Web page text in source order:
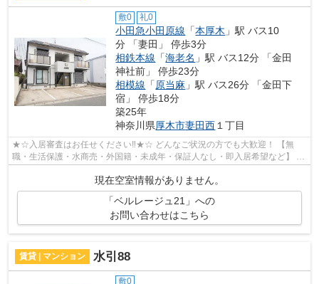
敷0 礼0
小田急小田原線 「本厚木 」駅 バス10
分 「妻田」 停歩3分
相鉄本線 「海老名 」駅 バス12分 「金田
神社前」 停歩23分
相模線 「原当麻 」駅 バス26分 「金田下
宿」 停歩18分
築25年
神奈川県厚木市妻田西 １丁目
★☆入居審査はお任せください‼★☆ どんなご状況の方でも大歓迎！ 【無
職・生活保護・水商売・外国籍・未成年・保証人なし・即入居希望など】 ネ
ット非公開の物件からもお探し致します‼ ...
現在空室情報がありません。
「ベルレージュ21」への
お問い合わせはこちら
賃貸 | マンション 水引88
敷0